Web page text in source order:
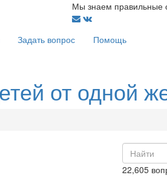
Мы знаем правильные
Задать вопрос Помощь
от одной
22,605